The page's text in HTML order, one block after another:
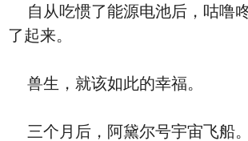
自从吃惯了能源电池后，咕噜
了起来。
兽生，就该如此的幸福。
三个月后，阿黛尔号宇宙飞船。